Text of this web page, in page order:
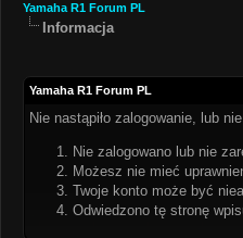
Yamaha R1 Forum PL
Informacja
Yamaha R1 Forum PL
Nie nastąpiło zalogowanie, lub
Nie zalogowano lub nie
Możesz nie mieć
Twoje konto może być
Odwiedzono tę stronę